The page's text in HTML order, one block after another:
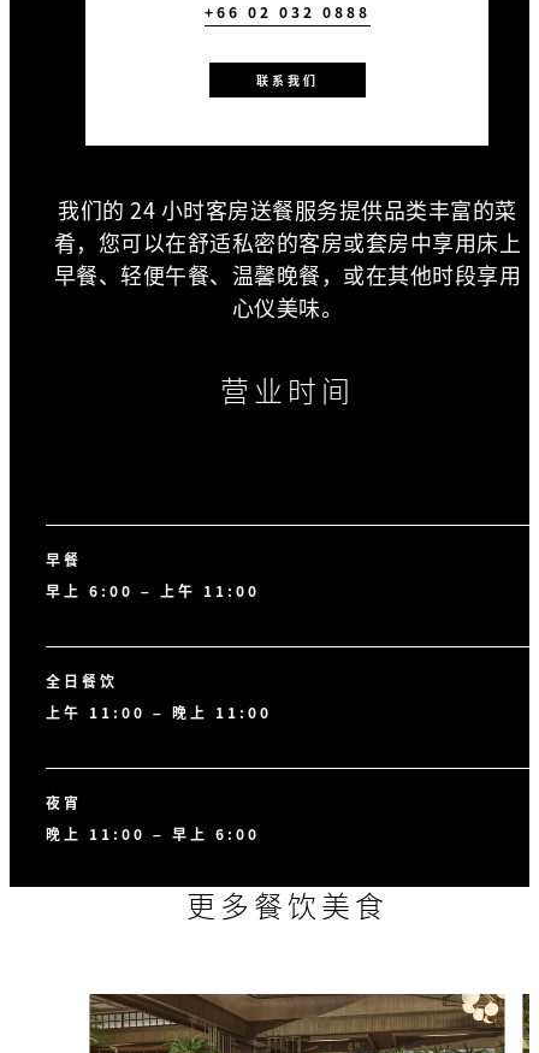
+66 02 032 0888
联系我们
我们的 24 小时客房送餐服务提供品类丰富的菜
肴，您可以在舒适私密的客房或套房中享用床上
早餐、轻便午餐、温馨晚餐，或在其他时段享用
心仪美味。
营业时间
早餐
早上 6:00 – 上午 11:00
全日餐饮
上午 11:00 – 晚上 11:00
夜宵
晚上 11:00 – 早上 6:00
更多餐饮美食